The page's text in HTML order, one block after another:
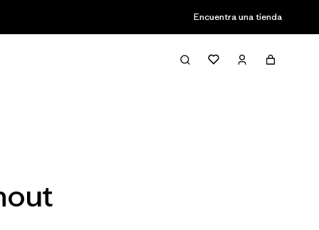
Encuentra una tienda
Filter & Sort